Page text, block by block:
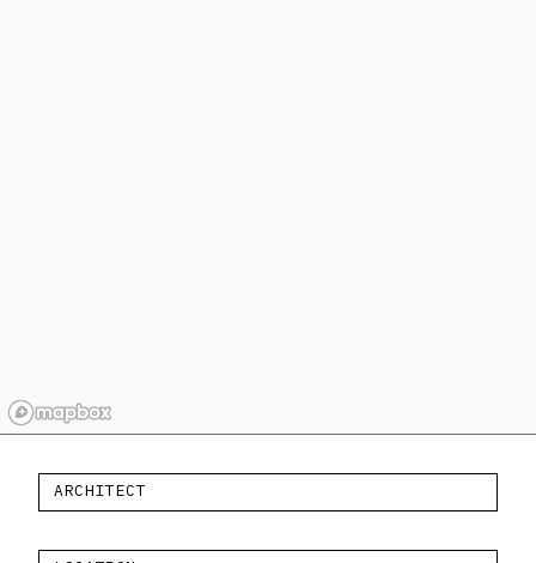
ARCHITECT